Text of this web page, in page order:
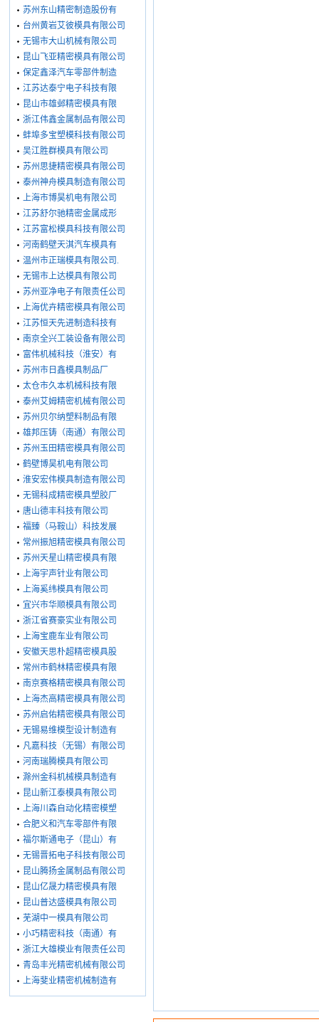
苏州东山精密制造股份有
台州黄岩艾彼模具有限公司
无锡市大山机械有限公司
昆山飞亚精密模具有限公司
保定鑫泽汽车零部件制造
江苏达泰宁电子科技有限
昆山市雄邺精密模具有限
浙江伟鑫金属制品有限公司
蚌埠多宝塑模科技有限公司
吴江胜群模具有限公司
苏州思捷精密模具有限公司
泰州神舟模具制造有限公司
上海市博昊机电有限公司
江苏舒尔驰精密金属成形
江苏富松模具科技有限公司
河南鹤壁天淇汽车模具有
温州市正瑞模具有限公司.
无锡市上达模具有限公司
苏州亚净电子有限责任公司
上海优卉精密模具有限公司
江苏恒天先进制造科技有
南京全兴工装设备有限公司
富伟机械科技（淮安）有
苏州市日鑫模具制品厂
太仓市久本机械科技有限
泰州艾姆精密机械有限公司
苏州贝尔纳塑料制品有限
雄邦压铸（南通）有限公司
苏州玉田精密模具有限公司
鹤壁博昊机电有限公司
淮安宏伟模具制造有限公司
无锡科成精密模具塑胶厂
唐山德丰科技有限公司
福臻（马鞍山）科技发展
常州振旭精密模具有限公司
苏州天星山精密模具有限
上海宇声针业有限公司
上海奚纬模具有限公司
宜兴市华顺模具有限公司
浙江省赛豪实业有限公司
上海宝鹿车业有限公司
安徽天思朴超精密模具股
常州市鹤林精密模具有限
南京赛格精密模具有限公司
上海杰高精密模具有限公司
苏州启佑精密模具有限公司
无锡易维模型设计制造有
凡嘉科技（无锡）有限公司
河南瑞腾模具有限公司
滁州金科机械模具制造有
昆山新江泰模具有限公司
上海川森自动化精密模塑
合肥义和汽车零部件有限
福尔斯通电子（昆山）有
无锡晋拓电子科技有限公司
昆山腾扬金属制品有限公司
昆山亿晟力精密模具有限
昆山普达盛模具有限公司
芜湖中一模具有限公司
小巧精密科技（南通）有
浙江大雄模业有限责任公司
青岛丰光精密机械有限公司
上海斐业精密机械制造有